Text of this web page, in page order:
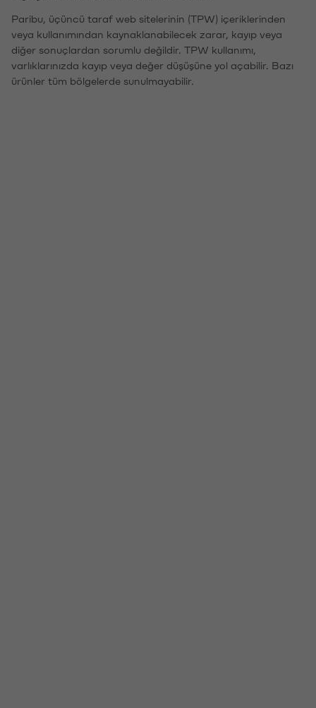
Paribu, üçüncü taraf web sitelerinin (TPW) içeriklerinden
veya kullanımından kaynaklanabilecek zarar, kayıp veya
diğer sonuçlardan sorumlu değildir. TPW kullanımı,
varlıklarınızda kayıp veya değer düşüşüne yol açabilir. Bazı
ürünler tüm bölgelerde sunulmayabilir.